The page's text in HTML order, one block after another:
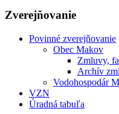
Zverejňovanie
Povinné zverejňovanie
Obec Makov
Zmluvy,
Archív
Vodohospodár
VZN
Úradná tabuľa